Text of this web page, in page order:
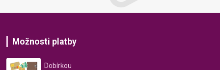
Možnosti platby
Dobírkou